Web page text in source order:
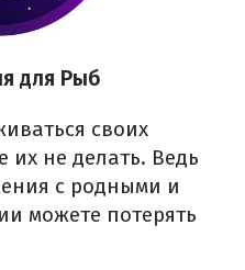
для Рыб
своих
не делать. Ведь
с родными и
можете потерять